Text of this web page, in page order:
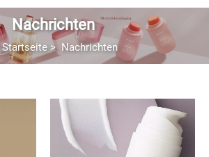
Nachrichten
Startseite> Nachrichten